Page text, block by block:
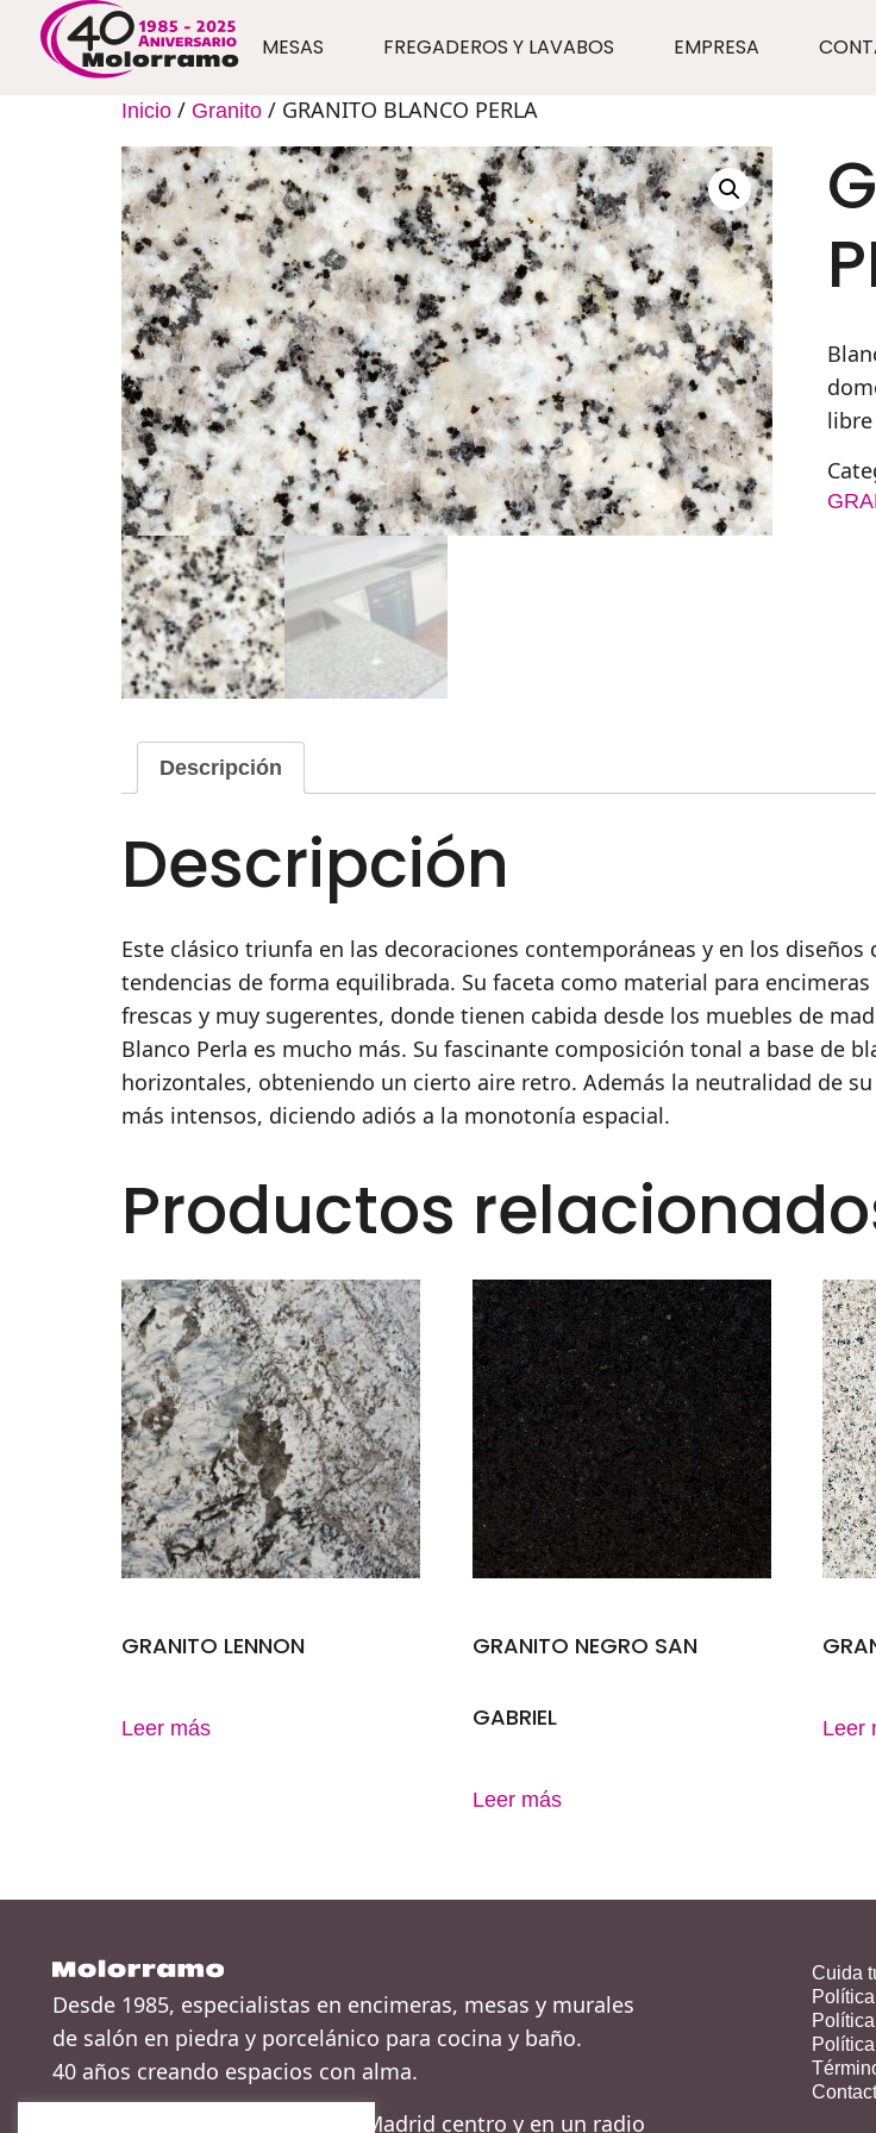
MESAS FREGADEROS Y LAVABOS EMPRESA
Inicio / Granito / GRANITO BLANCO PERLA
Descripción
Descripción
Este clásico triunfa en las decoraciones contemporáneas y en los
tendencias de forma equilibrada. Su faceta como material para
frescas y muy sugerentes, donde tienen cabida desde los muebles de
Blanco Perla es mucho más. Su fascinante composición tonal a base de
horizontales, obteniendo un cierto aire retro. Además la neutralidad de
más intensos, diciendo adiós a la monotonía espacial.
Productos
GRANITO LENNON
Leer más
GRANITO NEGRO SAN
GABRIEL
Leer más
Leer
Desde 1985, especialistas en encimeras, mesas y murales
de salón en piedra y porcelánico para cocina y baño.
40 años creando espacios con alma.
Realizamos envíos y ventas en Madrid centro y en un radio
Cuida